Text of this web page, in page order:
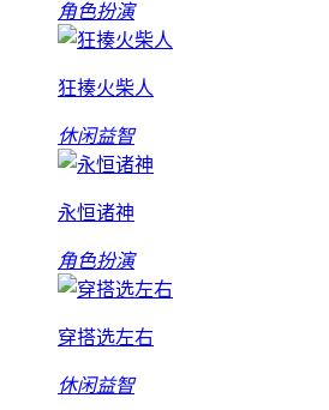
角色扮演
狂揍火柴人
休闲益智
永恒诸神
角色扮演
穿搭选左右
休闲益智